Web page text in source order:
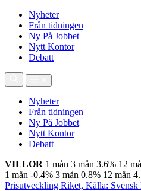
Nyheter
Från tidningen
Ny På Jobbet
Nytt Kontor
Debatt
Nyheter
Från tidningen
Ny På Jobbet
Nytt Kontor
Debatt
VILLOR 1 mån 3 mån 3.6% 12
1 mån -0.4% 3 mån 0.8% 12 mån
Prisutveckling Riket, Källa: Svensk